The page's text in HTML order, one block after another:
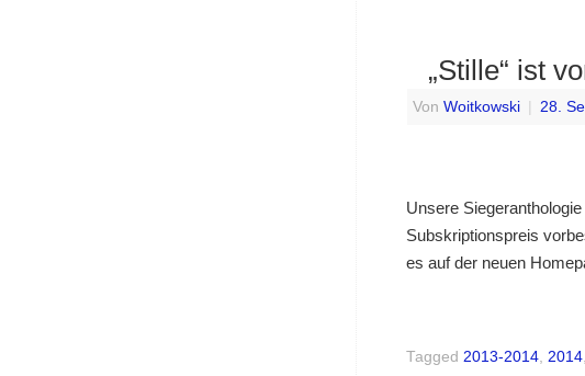
„Stille“ ist
Von Woitkowski 28.
Unsere
Subskriptionspreis
es auf der neuen
Tagged 2013-2014 2014